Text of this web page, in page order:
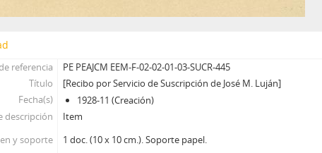
referencia
PE PEAJCM EEM-F-02-02-01-03-SUCR-445
Título
[Recibo por Servicio de Suscripción de José M. Luján]
Fecha(s)
1928-11 (Creación)
descripción
Item
y soporte
1 doc. (10 x 10 cm.). Soporte papel.